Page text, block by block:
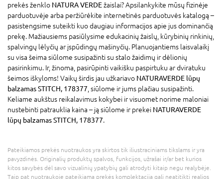
prekės ženklo NATURA VERDEžaislai? Apsilankykite mūsų fizinėje
parduotuvėje arba peržiūrėkite internetinės parduotuvės katalogą –
pasistengsime suteikti kuo daugiau informacijos apie jus dominančią
prekę. Mažiausiems pasiūlysime edukacinių žaislų, kūrybinių rinkinių,
spalvingų lėlyčių ar įspūdingų mašinyčių. Planuojantiems laisvalaikį
su visa šeima siūlome susipažinti su stalo žaidimų ir dėlionių
pasirinkimu. Ir, žinoma, pasirūpinti vaikišku paspirtuku ar dviratuku
šeimos iškyloms! Vaikų širdis jau užkariavo NATURAVERDE lūpų
balzamas STITCH, 178377 , siūlome ir jums plačiau susipažinti.
Keliame aukštus reikalavimus kokybei ir visuomet norime maloniai
nustebinti patrauklia kaina – ją siūlome ir prekei NATURAVERDE
lūpų balzamas STITCH, 178377.
Pateikiamos prekės nuotraukos yra skirtos tik iliustraciniams tikslams ir yra
pavyzdinės. Originalių produktų spalvos, funkcijos, užrašai ir/ar bet kurios
kitos savybės dėl savo vizualinių ypatybių gali atrodyti kitaip negu realybėje.
Taip pat nuotraukoje pateikiama prekės komplektacija gali neatitikti realios